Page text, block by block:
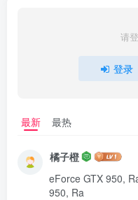
请
登录
最新 最热
橘子橙
eForce GTX 950,
950, Ra